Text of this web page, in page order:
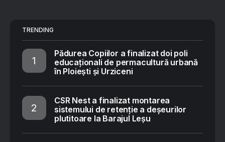
TRENDING
Pădurea Copiilor a finalizat doi poli
educaționali de permacultură urbană
în Ploiești și Urziceni
CSR Nest a finalizat montarea
sistemului de retenție a deșeurilor
plutitoare la Barajul Leșu